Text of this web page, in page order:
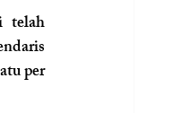
telah
per